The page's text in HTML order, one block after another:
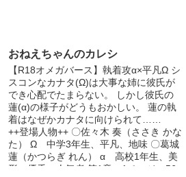
おねえちゃんのカレシ
【R18オメガバース】執着攻α×平凡Ω シ
スコンなカナタ(Ω)は大事な姉に彼氏が
でき心配でたまらない。 しかし彼氏の
蓮(α)の様子がどうもおかしい。 蓮の執
着はなぜかカナタに向けられて……
++登場人物++ 〇佐々木 奏（ささき かな
た） Ω 中学3年生、平凡、地味 〇葛城
蓮（かつらぎ れん） α 高校1年生、美
形、優秀、人気者 第1章：1ページ～56